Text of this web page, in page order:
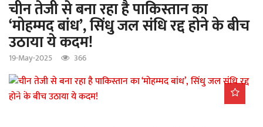
a
t
i
o
चीन तेजी से बना रहा है पाकिस्तान का
‘मोहम्मद बांध’, सिंधु जल संधि रद्द होने के बीच
उठाया ये कदम!
19-May-2025 366